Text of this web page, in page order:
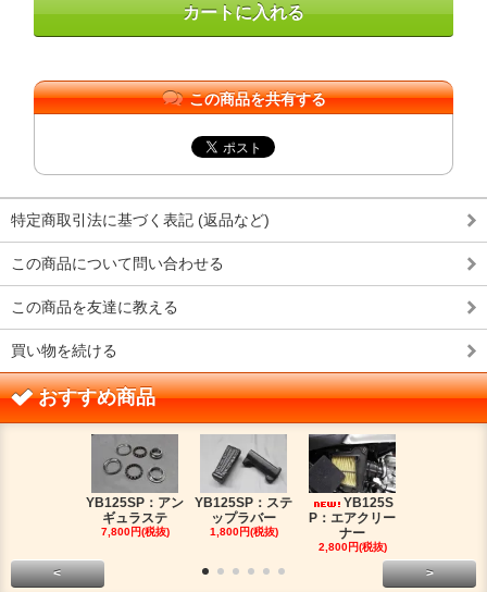
この商品を共有する
特定商取引法に基づく表記 (返品など)
この商品について問い合わせる
この商品を友達に教える
買い物を続ける
おすすめ商品
YB125SP：アン
ギュラステ
7,800円(税抜)
YB125SP：ステ
ップラバー
1,800円(税抜)
YB125S
P：エアクリー
ナー
2,800円(税抜)
< >